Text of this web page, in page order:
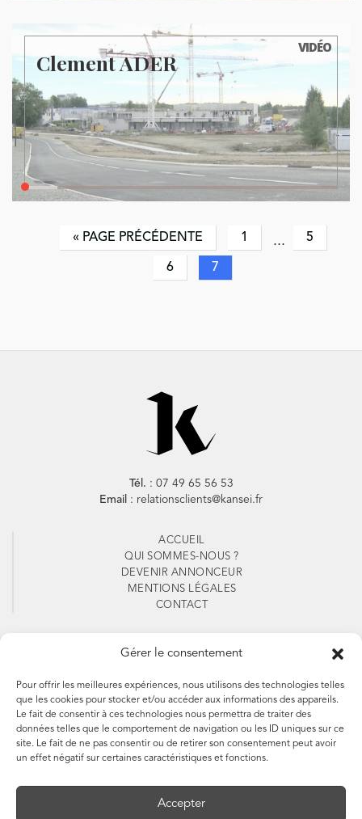
Gérer le consentement
Pour offrir les meilleures expériences, nous utilisons des technologies telles
que les cookies pour stocker et/ou accéder aux informations des appareils.
Le fait de consentir à ces technologies nous permettra de traiter des
données telles que le comportement de navigation ou les ID uniques sur ce
site. Le fait de ne pas consentir ou de retirer son consentement peut avoir
un effet négatif sur certaines caractéristiques et fonctions.
Accepter
VIDÉO
Clement ADER
« PAGE PRÉCÉDENTE 1 … 5
6 7
Tél. : 07 49 65 56 53
Email : relationsclients@kansei.fr
ACCUEIL
QUI SOMMES-NOUS ?
DEVENIR ANNONCEUR
MENTIONS LÉGALES
CONTACT
Suivez-nous
Abonnez-vous à notre
newsletter